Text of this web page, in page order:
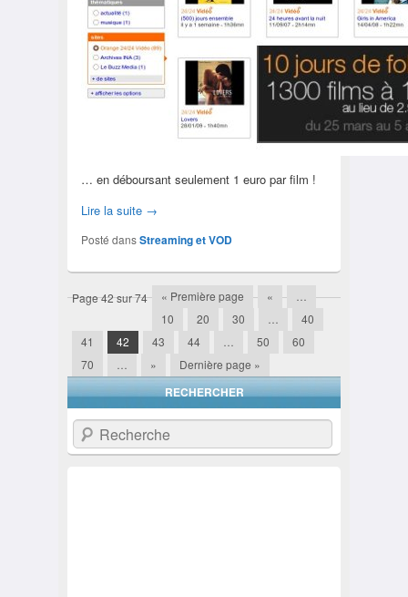
… en déboursant seulement 1 euro par film !
Lire la suite →
Posté dansStreaming et VOD
Navigation
Page 42 sur 74 « Première page «
…
10
20 30 …
40
41
42 43 44 … 50
60
70
… » Dernière page »
RECHERCHER
Recherche